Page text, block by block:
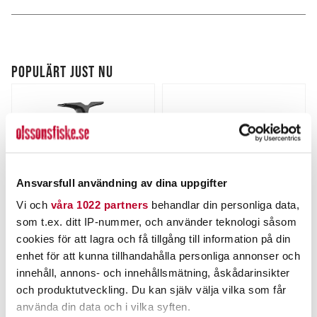
Ansvarsfull användning av dina uppgifter
Vi och våra 1022 partners behandlar din personliga data,
som t.ex. ditt IP-nummer, och använder teknologi såsom
cookies för att lagra och få tillgång till information på din
enhet för att kunna tillhandahålla personliga annonser och
innehåll, annons- och innehållsmätning, åskådarinsikter
och produktutveckling. Du kan själv välja vilka som får
använda din data och i vilka syften.
POPULÄRT JUST NU
DAIWA
Daiwa 23 Fuego LT 2000
Nuvarande pris:
1 079,00 krTidigare pris:
1 559,00 kr
1 079,00 kr
1 559,00 kr
VIKING HERRING
Viking Herring 10g
Nuvarande pris:
39,00 krTidigare pris:
39,00 kr